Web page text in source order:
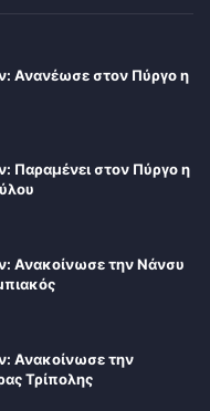
Ανανέωσε στον Πύργο η
Παραμένει στον Πύργο η
Ανακοίνωσε την Νάνσυ
Ανακοίνωσε την
Τρίπολης